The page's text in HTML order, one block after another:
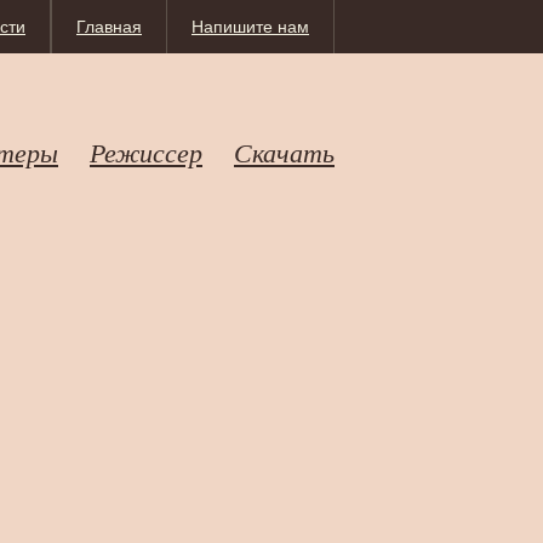
Напишите нам
Главная
Режиссер Скачать